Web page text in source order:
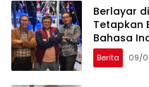
Berlayar
Tetapkan
Bahasa
Berita 09/